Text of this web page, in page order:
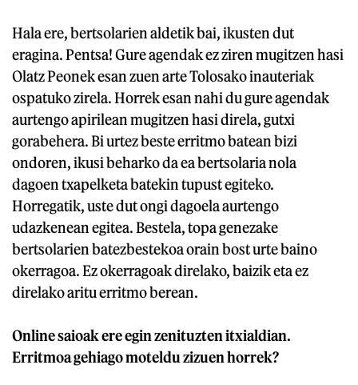
Hala ere, bertsolarien aldetik bai, ikusten dut
eragina. Pentsa! Gure agendak ez ziren mugitzen hasi
Olatz Peonek esan zuen arte Tolosako inauteriak
ospatuko zirela. Horrek esan nahi du gure agendak
aurtengo apirilean mugitzen hasi direla, gutxi
gorabehera. Bi urtez beste erritmo batean bizi
ondoren, ikusi beharko da ea bertsolaria nola
dagoen txapelketa batekin tupust egiteko.
Horregatik, uste dut ongi dagoela aurtengo
udazkenean egitea. Bestela, topa genezake
bertsolarien batezbestekoa orain bost urte baino
okerragoa. Ez okerragoak direlako, baizik eta ez
direlako aritu erritmo berean.
Online saioak ere egin zenituzten itxialdian.
Erritmoa gehiago moteldu zizuen horrek?